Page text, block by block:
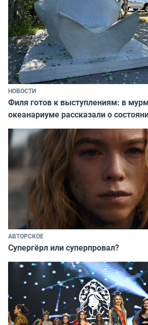
НОВОСТИ
Филя готов к выступлениям: в
океанариуме рассказали о
АВТОРСКОЕ
Супергёрл или суперпровал?